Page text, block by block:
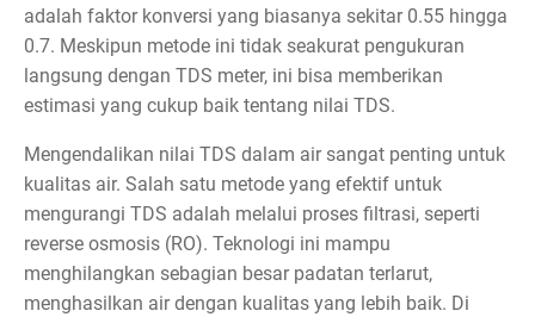
adalah faktor konversi yang biasanya sekitar 0.55 hingga
0.7. Meskipun metode ini tidak seakurat pengukuran
langsung dengan TDS meter, ini bisa memberikan
estimasi yang cukup baik tentang nilai TDS.
Mengendalikan nilai TDS dalam air sangat penting untuk
kualitas air. Salah satu metode yang efektif untuk
mengurangi TDS adalah melalui proses filtrasi, seperti
reverse osmosis (RO). Teknologi ini mampu
menghilangkan sebagian besar padatan terlarut,
menghasilkan air dengan kualitas yang lebih baik. Di